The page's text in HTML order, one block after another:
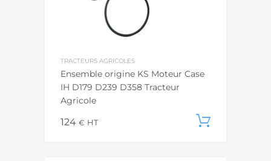
TRACTEURS AGRICOLES
Ensemble origine KS Moteur Case
IH D179 D239 D358 Tracteur
Agricole
124 € HT